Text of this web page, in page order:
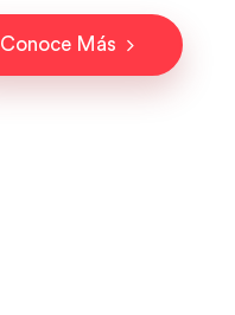
Conoce Más